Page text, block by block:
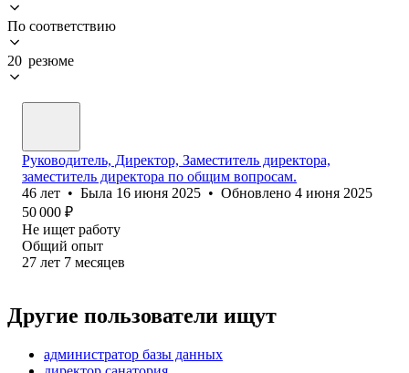
По соответствию
20 резюме
Руководитель, Директор, Заместитель директора,
заместитель директора по общим вопросам.
46 лет • Была 16 июня 2025 • Обновлено 4 июня 2025
50 000 ₽
Не ищет работу
Общий опыт
27 лет 7 месяцев
Другие пользователи ищут
администратор базы данных